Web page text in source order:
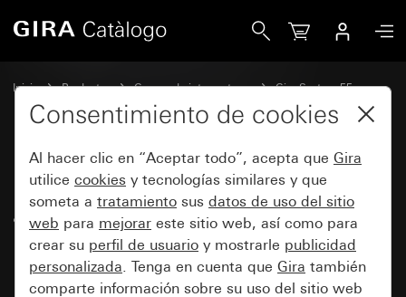
Inicio Productos Gamas de interruptores
Gira System 55
Sistemas de audio
Radio RDS empotrada con un
altavoz Módulo de superficie de
mando con aspecto de cristal
negro
Consentimiento de cookies
Al hacer clic en “Aceptar todo”, acepta que Gira
utilice cookies y tecnologías similares y que
someta a tratamiento sus datos de uso del sitio
web para mejorar este sitio web, así como para
crear su perfil de usuario y mostrarle publicidad
personalizada. Tenga en cuenta que Gira también
comparte información sobre su uso del sitio web